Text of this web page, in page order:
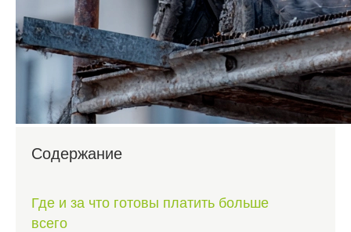
Содержание
Где и за что готовы платить больше
всего